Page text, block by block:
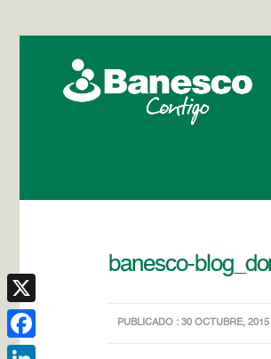
banesco-
PUBLICADO : 30 OCTUBRE, 2015
X
Facebook